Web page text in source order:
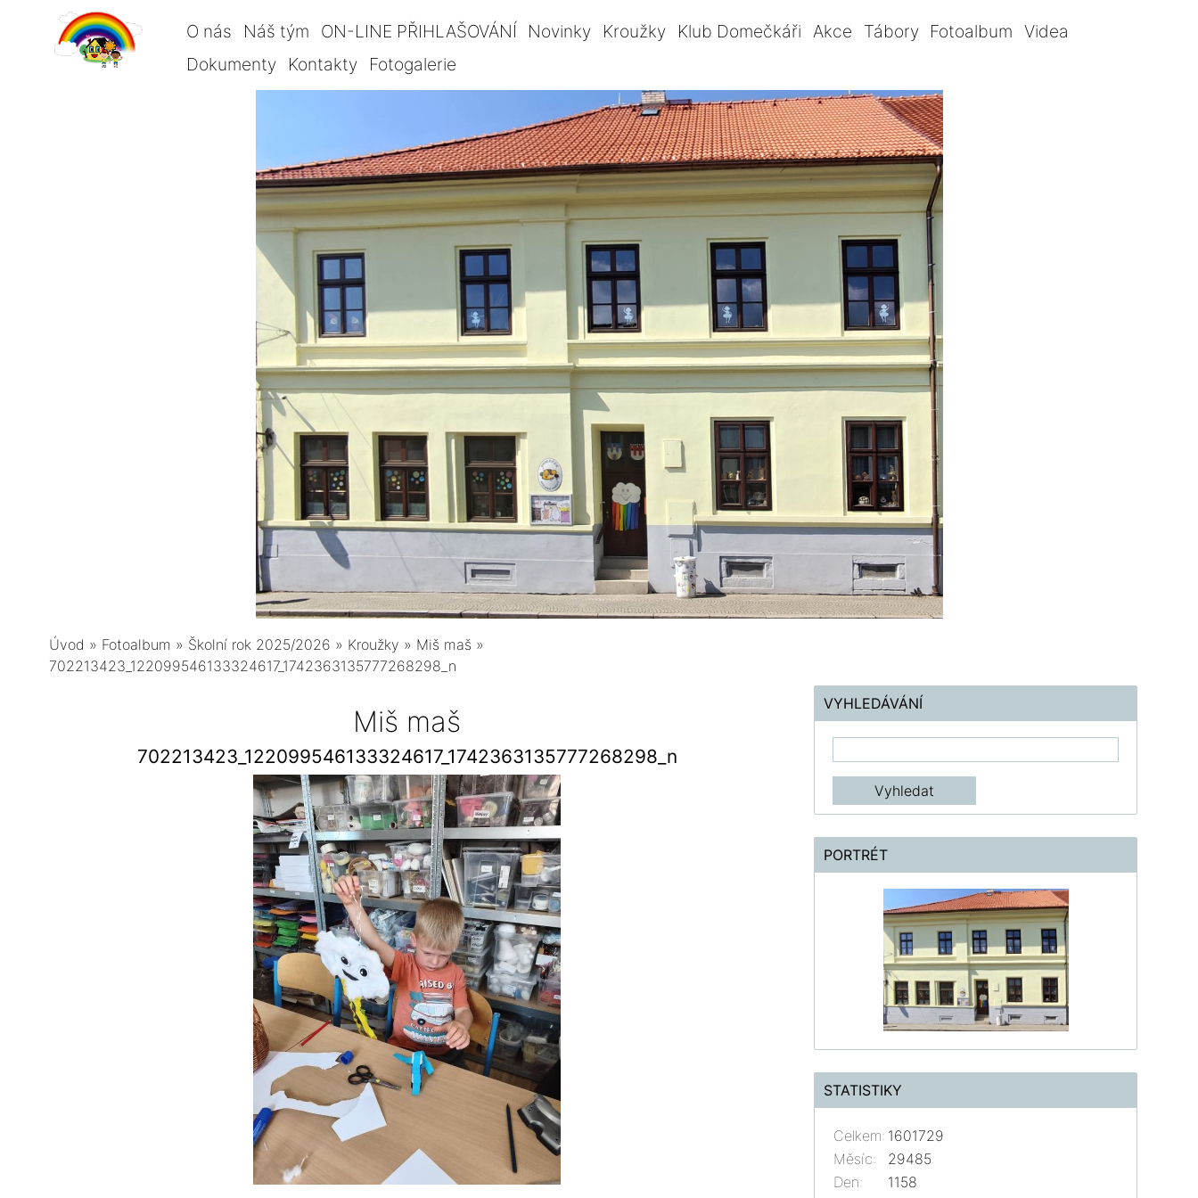
O nás Náš tým ON-LINE PŘIHLAŠOVÁNÍ Novinky Kroužky Klub Domečkáři Akce Tábory Fotoalbum Videa
Dokumenty
Kontakty Fotogalerie
Úvod » Fotoalbum » Školní rok 2025/2026 » Kroužky » Miš maš »
702213423_122099546133324617_1742363135777268298_n
Miš maš
702213423_122099546133324617_1742363135777268298_n
VYHLEDÁVÁNÍ
PORTRÉT
STATISTIKY
Celkem: 1601729
Měsíc:
29485
Den:
1158